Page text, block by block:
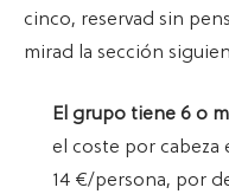
cinco, reservad sin
mirad la sección
El grupo tiene 6 o
el coste por cabeza
14 €/persona, por